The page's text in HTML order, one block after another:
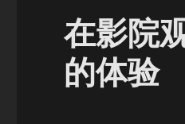
在影院
的体验